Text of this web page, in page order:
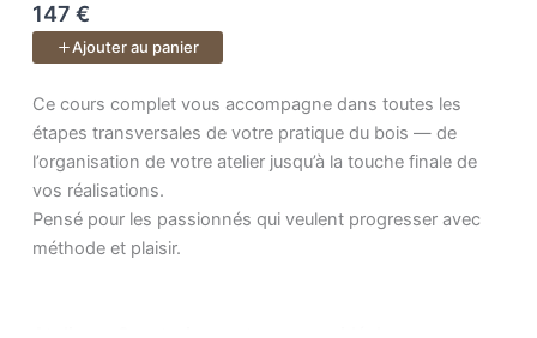
147 €
Ajouter au panier
Ce cours complet vous accompagne dans toutes les étapes
Ce cours complet vous accompagne dans toutes les
étapes transversales de votre pratique du bois — de
l’organisation de votre atelier jusqu’à la touche finale de
vos réalisations.
Pensé pour les passionnés qui veulent progresser avec
méthode et plaisir.